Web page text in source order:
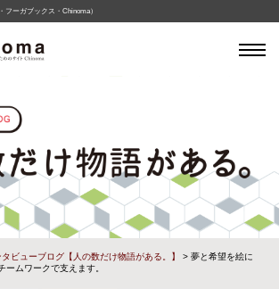
ーガブックス・Chinoma）
タビューブログ【人の数だけ物語がある。】
> 夢と希望を絵に
ームワークで支えます。